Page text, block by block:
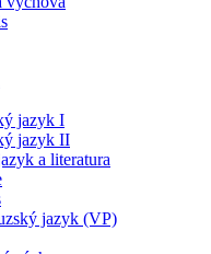
jazyk I
jazyk II
a literatura
jazyk (VP)